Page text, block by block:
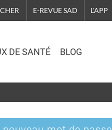
E-REVUE SAD L'APP
DE SANTÉ BLOG